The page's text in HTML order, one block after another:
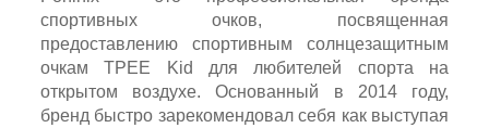
спортивных очков, посвященная
предоставлению спортивным солнцезащитным
очкам TPEE Kid для любителей спорта на
открытом воздухе. Основанный в 2014 году,
бренд быстро зарекомендовал себя как выступая